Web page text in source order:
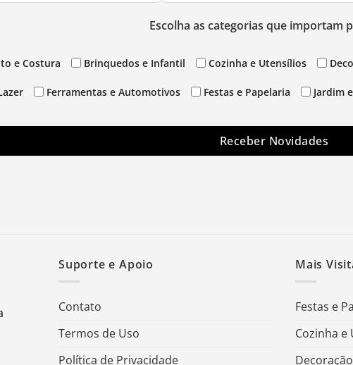
Escolha as categorias que importam
e Costura Brinquedos e Infantil Cozinha e Utensílios
Ferramentas e Automotivos Festas e Papelaria Jardim
Receber Novidades
Suporte e Apoio
Contato
Termos de Uso
Política de Privacidade
Mais
Festas e
Cozinha e